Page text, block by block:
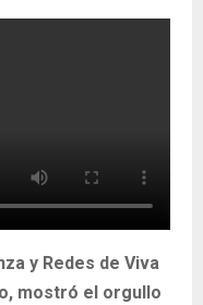
y Redes de Viva
mostró el orgullo